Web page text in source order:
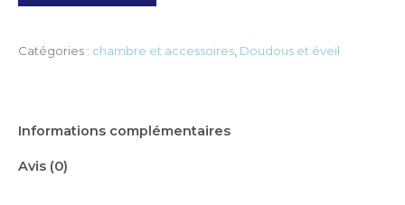
Catégories : chambre et accessoires Doudous et éveil
Informations complémentaires
Avis (0)